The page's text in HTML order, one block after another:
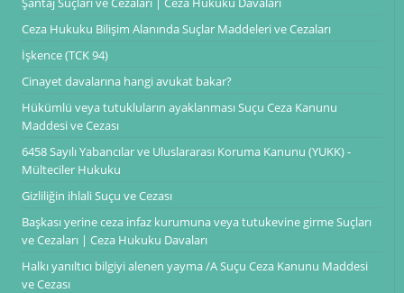
Ceza Hukuku Bilişim Alanında Suçlar Maddeleri ve Cezaları
İşkence (TCK 94)
Cinayet davalarına hangi avukat bakar?
Hükümlü veya tutukluların ayaklanması Suçu Ceza Kanunu
Maddesi ve Cezası
6458 Sayılı Yabancılar ve Uluslararası Koruma Kanunu (YUKK) -
Mülteciler Hukuku
Gizliliğin ihlali Suçu ve Cezası
Başkası yerine ceza infaz kurumuna veya tutukevine girme Suçları
ve Cezaları | Ceza Hukuku Davaları
Halkı yanıltıcı bilgiyi alenen yayma /A Suçu Ceza Kanunu Maddesi
ve Cezası